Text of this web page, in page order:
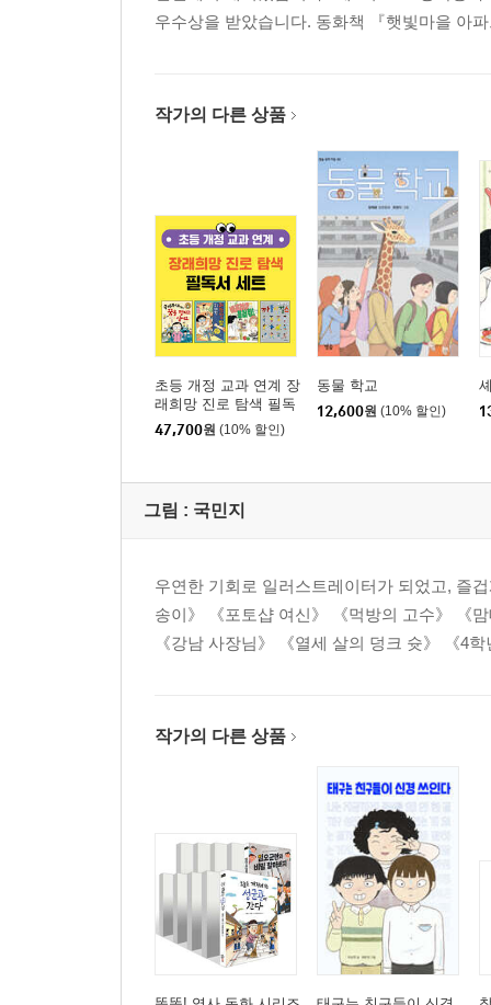
우수상을 받았습니다. 동화책 『햇빛마을 아
작가의 다른 상품
초등 개정 교과 연계 장
래희망 진로 탐색 필독
서 세트
47,700원 (10% 할인)
동물 학교
12,600원 (10% 할인)
그림 : 국민지
우연한 기회로 일러스트레이터가 되었고, 즐
송이》 《포토샵 여신》 《먹방의 고수》 《
《강남 사장님》 《열세 살의 덩크 슛》 《4
작가의 다른 상품